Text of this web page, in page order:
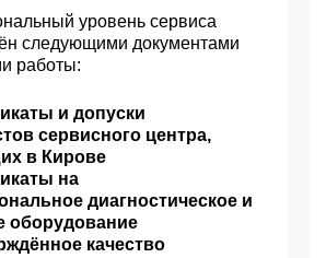
уровень сервиса
следующими документами
работы:
и допуски
сервисного центра,
в Кирове
на
диагностическое и
оборудование
качество